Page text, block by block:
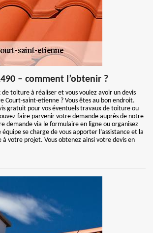
– comment l’obtenir ?
de toiture à réaliser et vous voulez avoir un devis
Court-saint-etienne ? Vous êtes au bon endroit.
gratuit pour vos éventuels travaux de toiture ou
faire parvenir votre demande auprès de notre
demande via le formulaire en ligne ou organisez
se charge de vous apporter l’assistance et la
à votre projet. Vous obtenez ainsi votre devis en